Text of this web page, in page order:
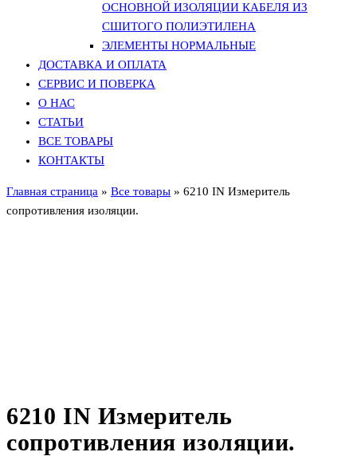
ОСНОВНОЙ ИЗОЛЯЦИИ КАБЕЛЯ ИЗ
СШИТОГО ПОЛИЭТИЛЕНА
ЭЛЕМЕНТЫ НОРМАЛЬНЫЕ
ДОСТАВКА И ОПЛАТА
СЕРВИС И ПОВЕРКА
О НАС
СТАТЬИ
ВСЕ ТОВАРЫ
КОНТАКТЫ
Главная страница » Все товары » 6210 IN Измеритель
сопротивления изоляции.
6210 IN Измеритель
сопротивления изоляции.